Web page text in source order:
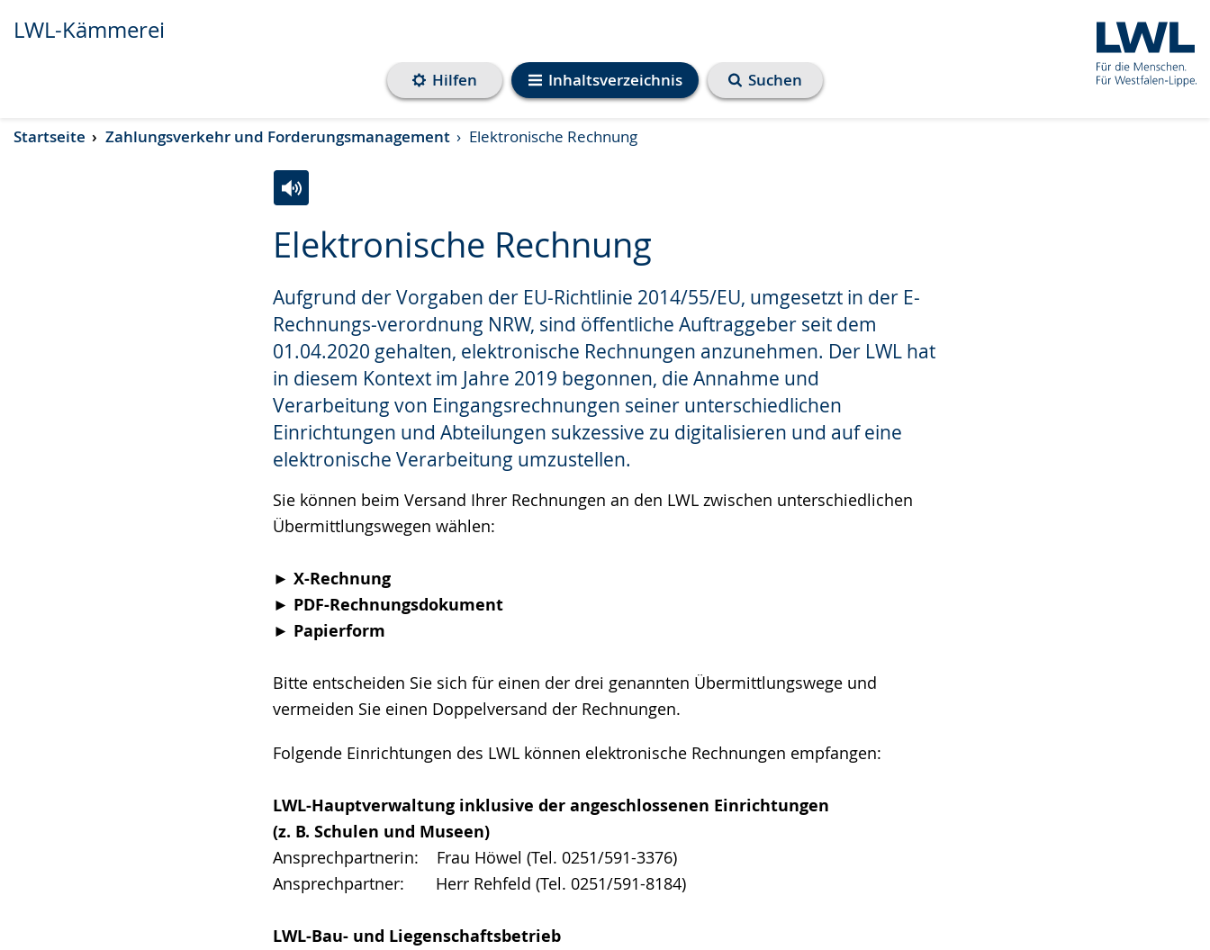
Transkript anzeigen
Abspielen
Pausieren
LWL-Kämmerei
Inhaltsverzeichnis
Hilfen Suchen
Startseite Zahlungsverkehr und Forderungsmanagement Elektronische Rechnung
Elektronische Rechnung
Aufgrund der Vorgaben der EU-Richtlinie 2014/55/EU, umgesetzt in der E-
Rechnungs-verordnung NRW, sind öffentliche Auftraggeber seit dem
01.04.2020 gehalten, elektronische Rechnungen anzunehmen. Der LWL hat
in diesem Kontext im Jahre 2019 begonnen, die Annahme und
Verarbeitung von Eingangsrechnungen seiner unterschiedlichen
Einrichtungen und Abteilungen sukzessive zu digitalisieren und auf eine
elektronische Verarbeitung umzustellen.
Sie können beim Versand Ihrer Rechnungen an den LWL zwischen unterschiedlichen
Übermittlungswegen wählen:
► X-Rechnung
► PDF-Rechnungsdokument
► Papierform
Bitte entscheiden Sie sich für einen der drei genannten Übermittlungswege und
vermeiden Sie einen Doppelversand der Rechnungen.
Folgende Einrichtungen des LWL können elektronische Rechnungen empfangen:
LWL-Hauptverwaltung inklusive der angeschlossenen Einrichtungen
(z. B. Schulen und Museen)
Ansprechpartnerin: Frau Höwel (Tel. 0251/591-3376)
Ansprechpartner: Herr Rehfeld (Tel. 0251/591-8184)
LWL-Bau- und Liegenschaftsbetrieb
Leichten
wechseln.
Audio-
Video
Deutscher
Gebärdensprache
wird
angezeigt.